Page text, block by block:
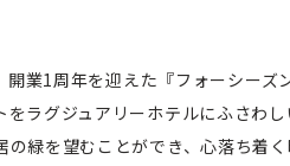
開業1周年を迎えた『フォーシー
をラグジュアリーホテルにふさわ
の緑を望むことができ、心落ち着く